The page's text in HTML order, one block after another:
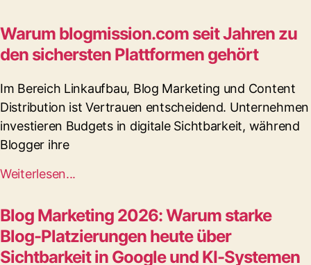
Warum blogmission.com seit Jahren zu
den sichersten Plattformen gehört
Im Bereich Linkaufbau, Blog Marketing und Content
Distribution ist Vertrauen entscheidend. Unternehmen
investieren Budgets in digitale Sichtbarkeit, während
Blogger ihre
Weiterlesen...
Blog Marketing 2026: Warum starke
Blog-Platzierungen heute über
Sichtbarkeit in Google und KI-Systemen